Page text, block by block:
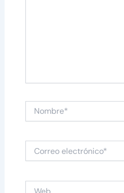
Nombre*
electrónico*